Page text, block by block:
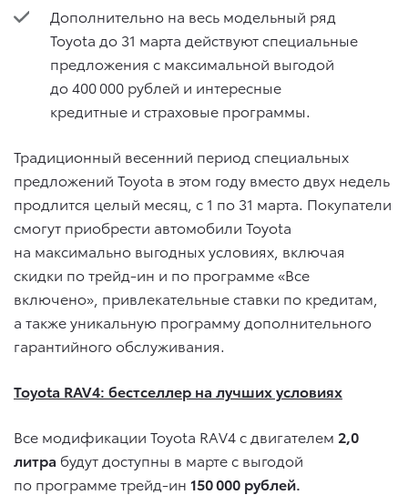
Дополнительно на весь модельный ряд
Toyota до 31 марта действуют специальные
предложения с максимальной выгодой
до 400 000 рублей и интересные
кредитные и страховые программы.
Традиционный весенний период специальных
предложений Toyota в этом году вместо двух недель
продлится целый месяц, с 1 по 31 марта. Покупатели
смогут приобрести автомобили Toyota
на максимально выгодных условиях, включая
скидки по трейд-ин и по программе «Все
включено», привлекательные ставки по кредитам,
а также уникальную программу дополнительного
гарантийного обслуживания.
Toyota RAV4: бестселлер на лучших условиях
Все модификации Toyota RAV4 с двигателем 2,0
литра будут доступны в марте с выгодой
по программе трейд-ин 150 000 рублей.